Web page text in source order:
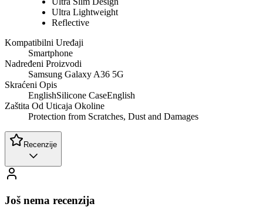
Ultra Lightweight
Reflective
Kompatibilni Uređaji
Smartphone
Nadređeni Proizvodi
Samsung Galaxy A36 5G
Skraćeni Opis
EnglishSilicone CaseEnglish
Zaštita Od Uticaja Okoline
Protection from Scratches, Dust and Damages
Recenzije
Još nema recenzija